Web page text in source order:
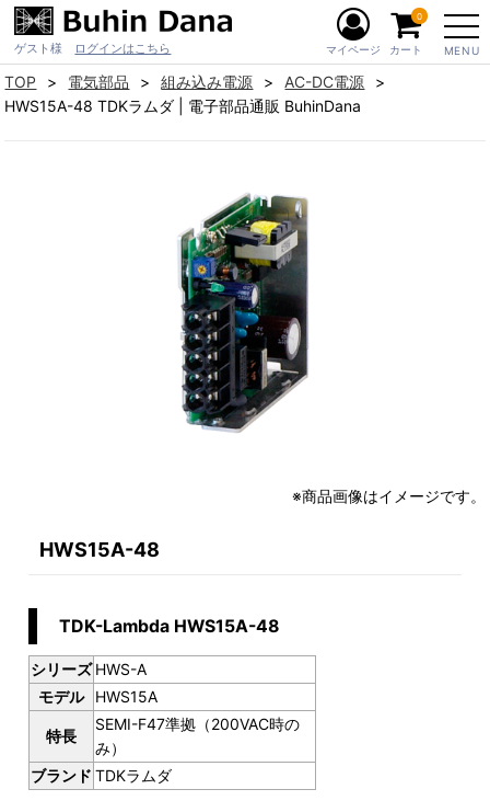
ゲスト様 ログインはこちら MENU
マイページ カート
0
TOP 電気部品 組み込み電源
AC-DC電源
HWS15A-48 TDKラムダ | 電子部品通販 BuhinDana
※商品画像はイメージです。
HWS15A-48
TDK-Lambda HWS15A-48
シリーズ HWS-A
モデル
HWS15A
特長
SEMI-F47準拠（200VAC時の
み）
ブランド TDKラムダ